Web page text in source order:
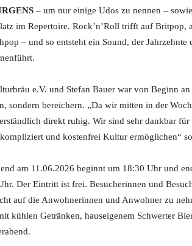
– um nur einige Udos zu nennen – sowie
im Repertoire. Rock’n’Roll trifft auf Britpop,
– und so entsteht ein Sound, der
e.V. und Stefan Bauer war von Beginn
sondern bereichern. „Da wir mitten in der
direkt ruhig. Wir sind sehr dankbar
und kostenfrei Kultur ermöglichen“
am 11.06.2026 beginnt um 18:30 Uhr und
Der Eintritt ist frei. Besucherinnen und
auf die Anwohnerinnen und Anwohner zu
kühlen Getränken, hauseigenem Schwerter